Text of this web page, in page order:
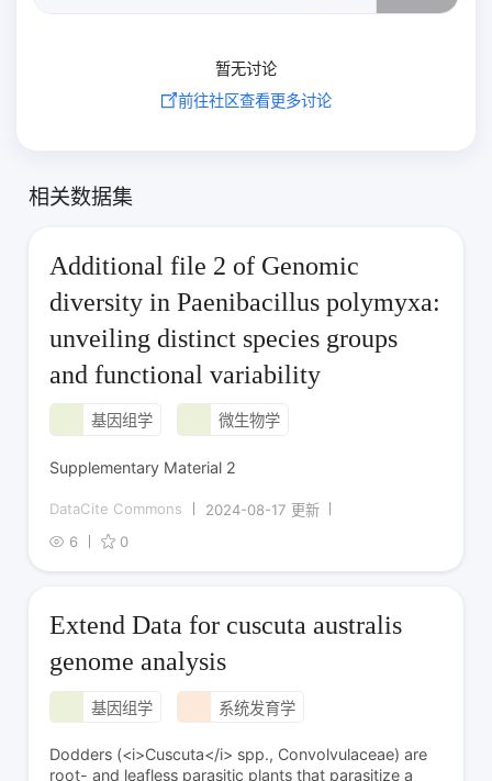
暂无讨论
前往社区查看更多讨论
相关数据集
Additional file 2 of Genomic
diversity in Paenibacillus polymyxa:
unveiling distinct species groups
and functional variability
基因组学 微生物学
Supplementary Material 2
DataCite Commons
2024-08-17 更新
6
0
Extend Data for cuscuta australis
genome analysis
基因组学 系统发育学
Dodders (<i>Cuscuta</i> spp., Convolvulaceae) are
root- and leafless parasitic plants that parasitize a